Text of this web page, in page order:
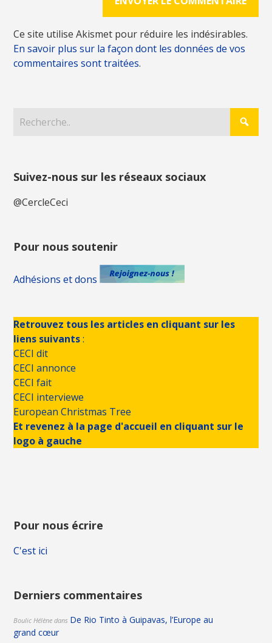
Ce site utilise Akismet pour réduire les indésirables.
En savoir plus sur la façon dont les données de vos
commentaires sont traitées.
Suivez-nous sur les réseaux sociaux
@CercleCeci
Pour nous soutenir
Adhésions et dons
Retrouvez tous les articles en cliquant sur les
liens suivants:
CECI dit
CECI annonce
CECI fait
CECI interviewe
European Christmas Tree
Et revenez à la page d'accueil en cliquant sur le
logo à gauche
Pour nous écrire
C'est ici
Derniers commentaires
Boulic Hélène dans De Rio Tinto à Guipavas, l’Europe au
grand cœur